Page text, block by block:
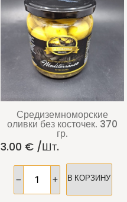
Средиземноморские
оливки без косточек. 370
гр.
3.00 € /шт.
В КОРЗИНУ